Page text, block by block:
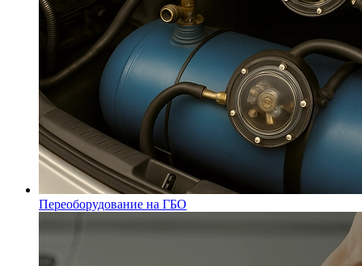
Переоборудование на ГБО